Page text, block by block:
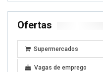
Ofertas
Supermercados
Vagas de emprego